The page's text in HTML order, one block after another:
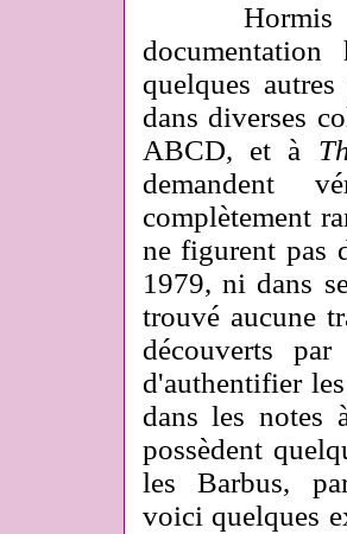
Hormis ces
quelques
dans diverses
ABCD, et à
demandent
complètement
ne figurent pas
1979, ni dans
trouvé aucune
découverts
d'authentifier
dans les notes
possèdent
les Barbus,
voici quelques